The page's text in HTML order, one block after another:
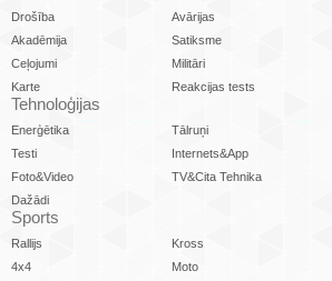
Drošība Avārijas
Akadēmija
Satiksme
Ceļojumi
Militāri
Karte
Reakcijas tests
Tehnoloģijas
Enerģētika Tālruņi
Testi
Internets&App
Foto&Video
TV&Cita Tehnika
Dažādi
Sports
Rallijs Kross
4x4
Moto